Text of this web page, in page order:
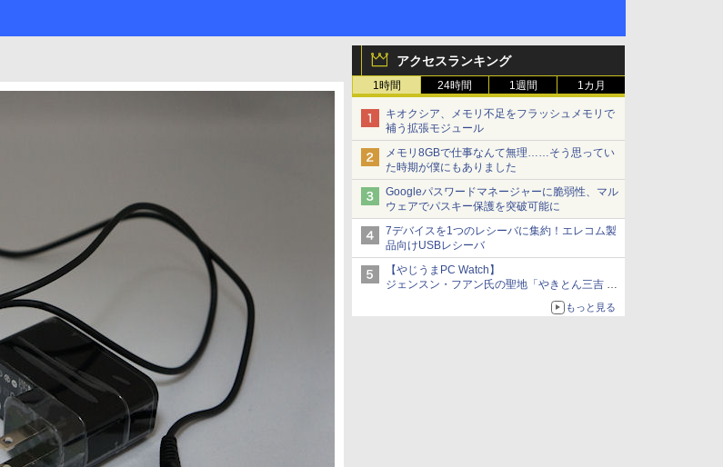
アクセスランキング
1時間 24時間 1週間 1カ月
キオクシア、メモリ不足をフラッシュメモリで
補う拡張モジュール
メモリ8GBで仕事なんて無理……そう思ってい
た時期が僕にもありました
Googleパスワードマネージャーに脆弱性、マル
ウェアでパスキー保護を突破可能に
7デバイスを1つのレシーバに集約！エレコム製
品向けUSBレシーバ
【やじうまPC Watch】
ジェンスン・フアン氏の聖地「やきとん三吉 神
田北口店」で「ご来店記念コース」を娘と堪能
～コース名を変更したのはNVIDIAに怒られたか
もっと見る